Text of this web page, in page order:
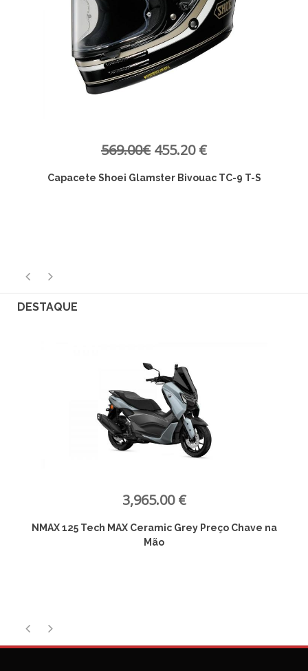
569.00€455.20 €
Capacete Shoei Glamster Bivouac TC-9 T-S
DESTAQUE
3,965.00 €
NMAX 125 Tech MAX Ceramic Grey Preço Chave na
Mão